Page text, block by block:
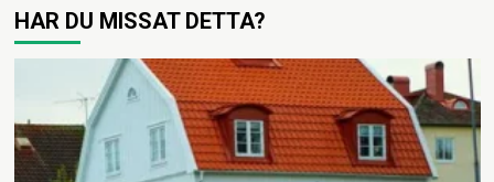
HAR DU MISSAT DETTA?